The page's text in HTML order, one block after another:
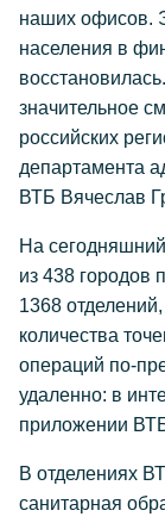
наших офисов.
населения в
значительное
российских
департамента
ВТБ Вячеслав
На
из 438 городов
1368
количества
операций по-
удаленно: в
приложении
В отделениях
санитарная